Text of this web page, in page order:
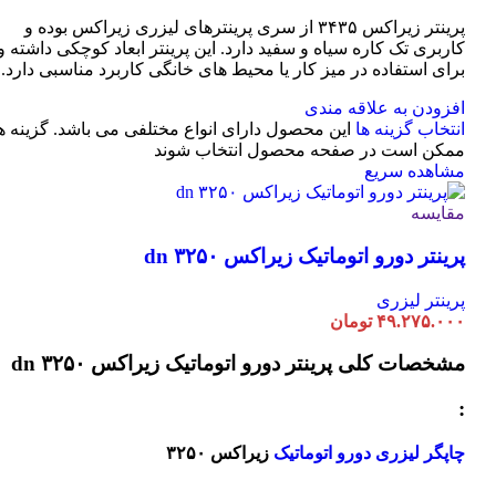
پرینتر زیراکس ۳۴۳۵ از سری پرینترهای لیزری زیراکس بوده و
کاربری تک کاره سیاه و سفید دارد. این پرینتر ابعاد کوچکی داشته
برای استفاده در میز کار یا محیط های خانگی کاربرد مناسبی دارد.
افزودن به علاقه مندی
انتخاب گزینه ها این محصول دارای انواع مختلفی می باشد. گزینه
ممکن است در صفحه محصول انتخاب شوند
مشاهده سریع
مقایسه
پرینتر دورو اتوماتیک زیراکس dn ۳۲۵۰
پرینتر لیزری
۴۹.۲۷۵.۰۰۰ تومان
مشخصات کلی پرینتر دورو اتوماتیک زیراکس dn ۳۲۵۰
:
چاپگر لیزری دورو اتوماتیک زیراکس ۳۲۵۰